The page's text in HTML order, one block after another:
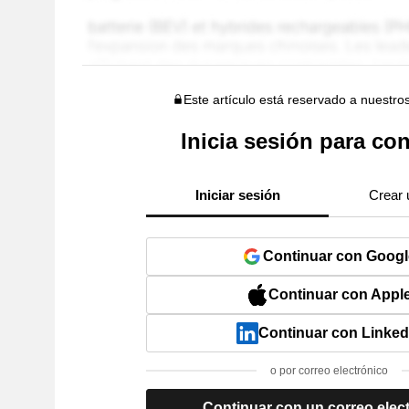
Este artículo está reservado a
Inicia sesión para
Iniciar sesión Crear
Continuar con
Continuar con
Continuar con
o por correo electrónico